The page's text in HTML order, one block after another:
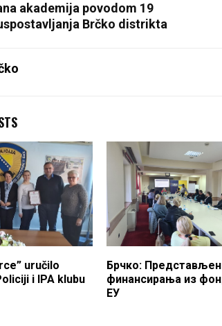
akademija povodom 19
Brčko distrikta
uručilo
i IPA klubu
Брчко:
финансирања из
ЕУ